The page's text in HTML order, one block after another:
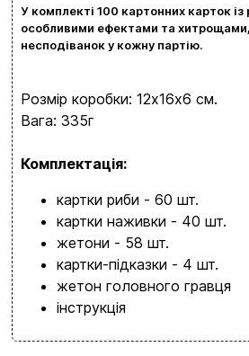
У комплекті 100 картонних карток
особливими ефектами та
несподіванок у кожну партію.
Розмір коробки: 12х16х6 см.
Вага: 335г
Комплектація:
картки риби - 60 шт.
картки наживки - 40 шт.
жетони - 58 шт.
картки-підказки - 4 шт.
жетон головного гравця
інструкція
Контакти
Мова сайту:
Перегляньте асортимент
обовʼязково знайдете